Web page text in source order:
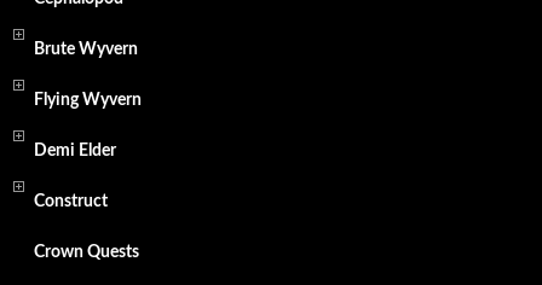
Brute Wyvern
Flying Wyvern
Demi Elder
Construct
Crown Quests